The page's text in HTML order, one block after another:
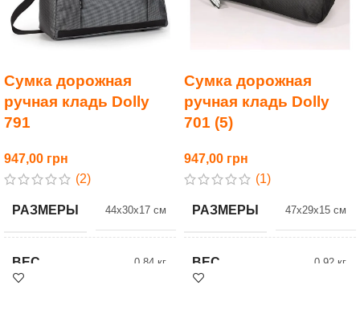
Сумка дорожная
ручная кладь Dolly
791
947,00
(2)
РАЗМЕРЫ 44x30x17 см
ВЕС 0.84 кг
Сумка дорожная
ручная кладь Dolly
701 (5)
947,00
(1)
РАЗМЕРЫ 47x29x15 см
ВЕС 0.92 кг